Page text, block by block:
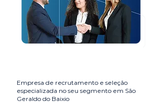
Empresa de recrutamento e seleção
especializada no seu segmento em São
Geraldo do Baixio